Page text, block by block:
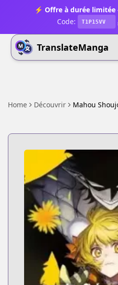
⚡ Offre à durée
Code:
T1P15VV
TranslateManga
Home Découvrir Mahou